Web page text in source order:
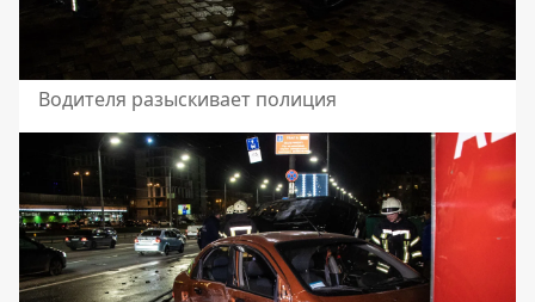
Водителя разыскивает полиция